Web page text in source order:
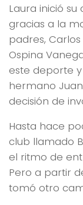
Laura inició
gracias a la
padres,
Ospina
este deporte
hermano
decisión de
Hasta hace
club llamado
el ritmo de
Pero a partir
tomó otro